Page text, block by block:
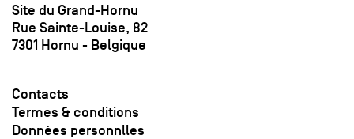
Site du Grand-Hornu
Rue Sainte-Louise, 82
7301 Hornu - Belgique
Contacts
Termes & conditions
Données personnlles